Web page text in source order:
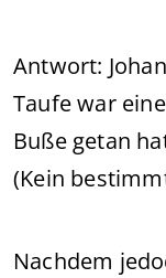
Antwort:
Taufe war
Buße getan
(Kein
Nachdem